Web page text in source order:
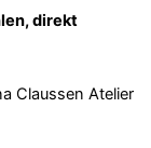
direkt
Claussen Atelier